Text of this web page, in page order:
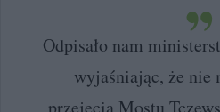
Odpisało nam
wyjaśniając, że nie
przejęcia Mostu